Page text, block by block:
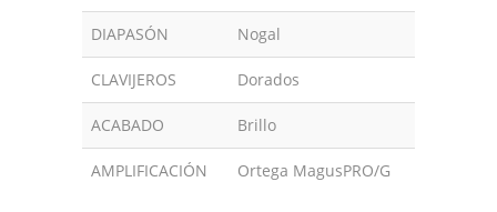
DIAPASÓN Nogal
CLAVIJEROS Dorados
ACABADO Brillo
AMPLIFICACIÓN Ortega MagusPRO/G